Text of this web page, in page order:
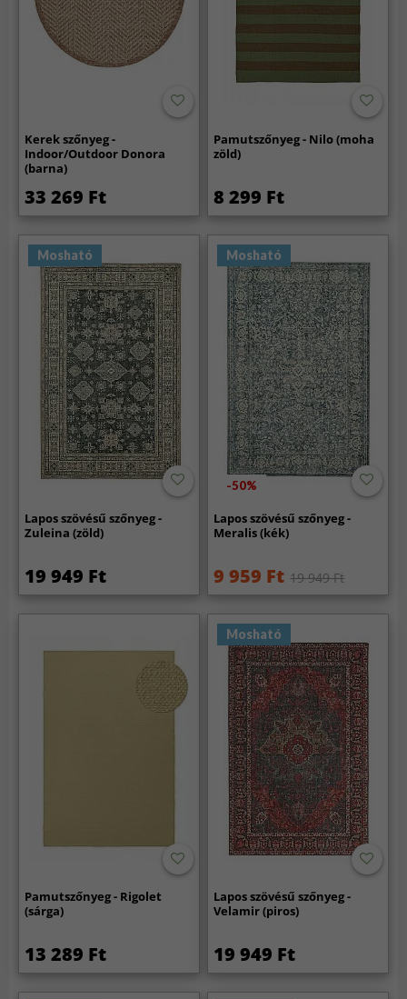
Kerek szőnyeg -
Indoor/Outdoor Donora
(barna)
33 269 Ft
Pamutszőnyeg - Nilo (moha
zöld)
8 299 Ft
Mosható
Lapos szövésű szőnyeg -
Zuleina (zöld)
19 949 Ft
Mosható
-50%
Lapos szövésű szőnyeg -
Meralis (kék)
9 959 Ft 19 949 Ft
Pamutszőnyeg - Rigolet
(sárga)
13 289 Ft
Mosható
Lapos szövésű szőnyeg -
Velamir (piros)
19 949 Ft